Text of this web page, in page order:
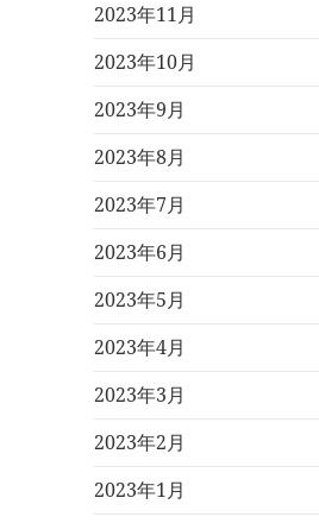
2023年11月
2023年10月
2023年9月
2023年8月
2023年7月
2023年6月
2023年5月
2023年4月
2023年3月
2023年2月
2023年1月